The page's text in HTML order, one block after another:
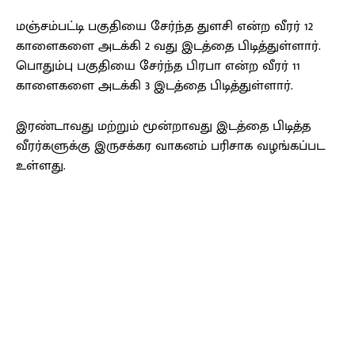
மஞ்சம்பட்டி பகுதியை சேர்ந்த துளசி என்ற வீரர் 12
காளைகளை அடக்கி 2 வது இடத்தை பிடித்துள்ளார்.
பொதும்பு பகுதியை சேர்ந்த பிரபா என்ற வீரர் 11
காளைகளை அடக்கி 3 இடத்தை பிடித்துள்ளார்.
இரண்டாவது மற்றும் மூன்றாவது இடத்தை பிடித்த
வீரர்களுக்கு இருசக்கர வாகனம் பரிசாக வழங்கப்பட
உள்ளது.